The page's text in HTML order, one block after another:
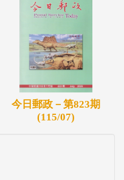
今日郵政－第823期
(115/07)